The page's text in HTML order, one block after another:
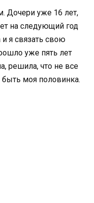
Дочери уже 16 лет,
на следующий год
я связать свою
уже пять лет
решила, что не все
моя половинка.